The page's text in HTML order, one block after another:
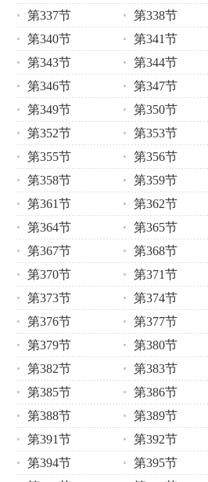
第337节
第338节
第340节
第341节
第343节
第344节
第346节
第347节
第349节
第350节
第352节
第353节
第355节
第356节
第358节
第359节
第361节
第362节
第364节
第365节
第367节
第368节
第370节
第371节
第373节
第374节
第376节
第377节
第379节
第380节
第382节
第383节
第385节
第386节
第388节
第389节
第391节
第392节
第394节
第395节